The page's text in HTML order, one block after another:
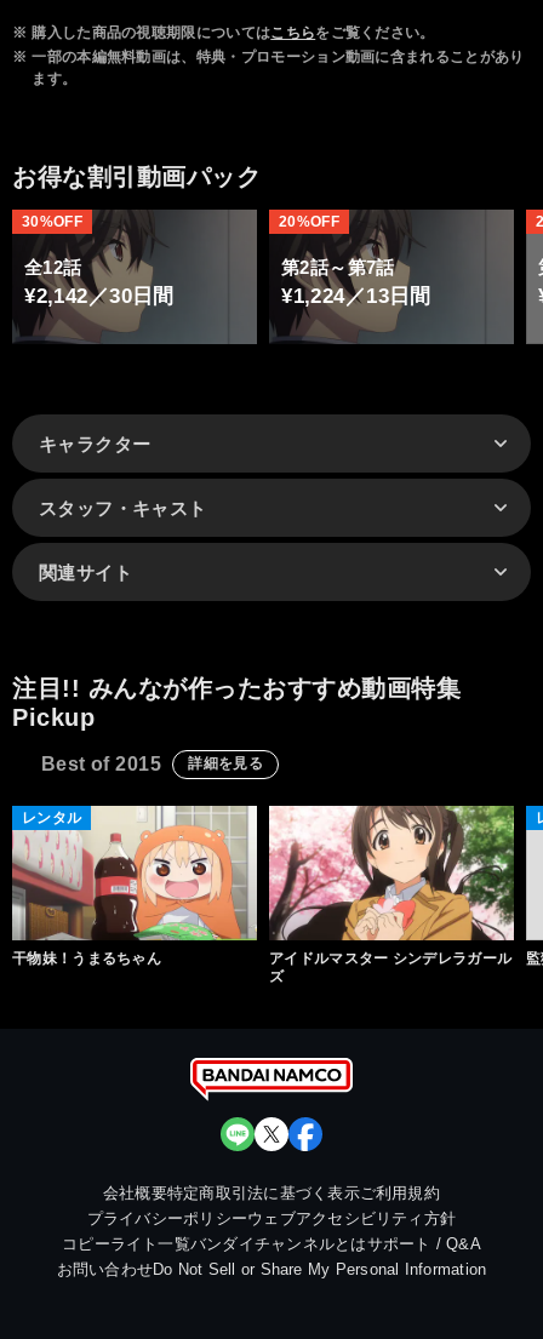
※ 購入した商品の視聴期限についてはこちらをご覧ください。
※ 一部の本編無料動画は、特典・プロモーション動画に含まれることがあり
ます。
お得な割引動画パック
全12話
¥2,142／30日間
30%OFF
第2話～第7話
¥1,224／13日間
20%OFF
キャラクター
スタッフ・キャスト
関連サイト
注目!! みんなが作ったおすすめ動画特集
Pickup
Best of 2015 詳細を見る
レンタル
干物妹！うまるちゃん
アイドルマスター シンデレラガール
ズ
会社概要特定商取引法に基づく表示ご利用規約
プライバシーポリシーウェブアクセシビリティ方針
コピーライト一覧バンダイチャンネルとはサポート / Q&A
お問い合わせDo Not Sell or Share My Personal Information